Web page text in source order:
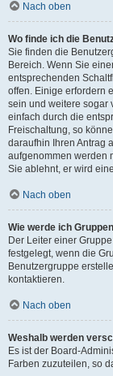
Nach oben
Wo finde ich die
Sie finden die
Bereich. Wenn Sie
entsprechenden
offen. Einige erfordern
sein und weitere sogar
einfach durch die
Freischaltung, so
daraufhin Ihren Antrag
aufgenommen werden
Sie ablehnt, er wird
Nach oben
Wie werde ich
Der Leiter einer
festgelegt, wenn die
Benutzergruppe
kontaktieren.
Nach oben
Weshalb werden
Es ist der Board-
Farben zuzuteilen, so